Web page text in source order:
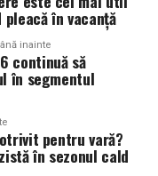
produc efecte care
constantă.
ca pe un activ
veniturilor și o
avantaje oferă
dezvoltări
lemnul de santal
zilele petrecute la
Este un
cu confortul
ideal pentru serile
în vacanță
inainte
continuă să
în segmentul
pentru vară?
în sezonul cald